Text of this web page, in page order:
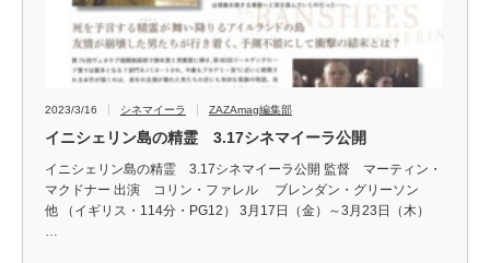
2023/3/16 シネマイーラ ZAZAmag編集部
イニシェリン島の精霊 3.17シネマイーラ公開
イニシェリン島の精霊 3.17シネマイーラ公開 監督 マーティン・
マクドナー 出演 コリン・ファレル ブレンダン・グリーソン
他 （イギリス・114分・PG12） 3月17日（金）～3月23日（木）